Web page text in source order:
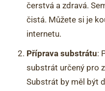
čerstvá a zdravá.
čistá. Můžete si je
internetu.
Příprava substrátu:
substrát určený pro
Substrát by měl být